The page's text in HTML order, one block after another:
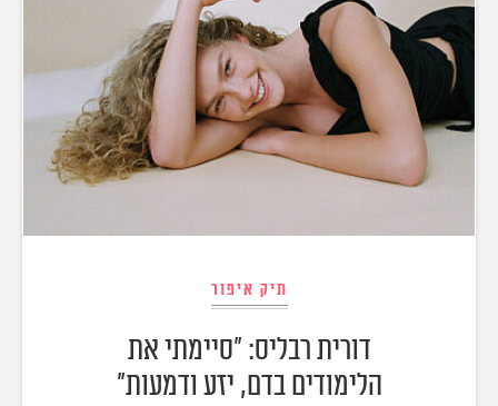
תיק איפור
דורית רבליס: "סיימתי את
הלימודים בדם, יזע ודמעות"